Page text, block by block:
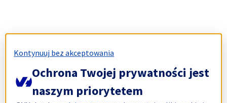
Kontynuuj bez akceptowania
Ochrona Twojej prywatności jest
naszym priorytetem